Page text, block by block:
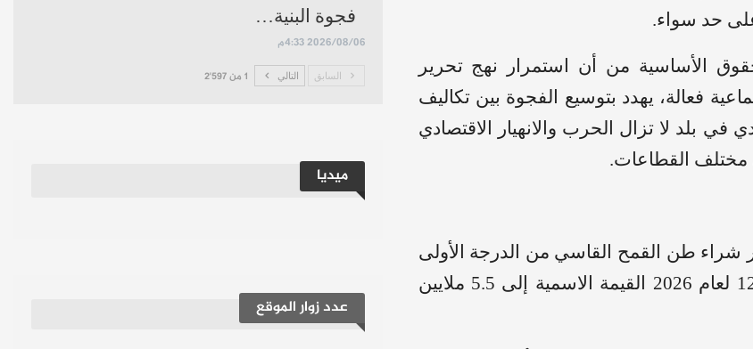
على حد سواء.
الأساسية من أن استمرار نهج تحرير
فعالة، يهدد بتوسيع الفجوة بين تكاليف
بلد لا تزال الحرب والانهيار الاقتصادي
مختلف القطاعات.
شراء طن القمح القاسي من الدرجة الأولى
بـ4.6 ملايين ليرة سورية، قبل أن يرفع المرسوم رقم 120 لعام 2026 القيمة الاسمية إلى 5.5 ملايين
فجوة البنية…
2026/08/06 4:33م
السابق التالي 1 من 2٬597
ميديا
عدد زوار الموقع